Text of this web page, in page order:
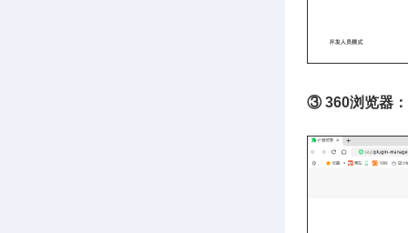
③ 360浏览器：